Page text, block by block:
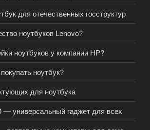
для отечественных госструктур
ноутбуков Lenovo?
ноутбуков у компании HP?
ноутбук?
для ноутбука
— универсальный гаджет для всех